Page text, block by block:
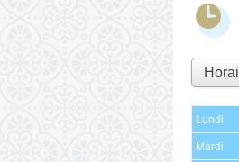
Lundi
Mardi